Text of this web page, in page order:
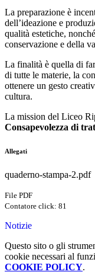
La preparazione è
dell’ideazione e
qualità estetiche,
conservazione e della
La finalità è quella di
di tutte le materie, la
ottenere un gesto
cultura.
La mission del Liceo
Consapevolezza di
Allegati
quaderno-stampa-2.pdf
File PDF
Contatore click: 81
Notizie
Questo sito o gli
cookie necessari al
COOKIE POLICY.